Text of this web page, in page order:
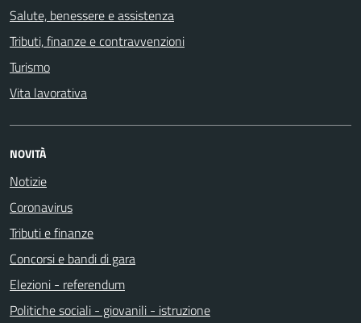
Salute, benessere e assistenza
Tributi, finanze e contravvenzioni
Turismo
Vita lavorativa
NOVITÀ
Notizie
Coronavirus
Tributi e finanze
Concorsi e bandi di gara
Elezioni - referendum
Politiche sociali - giovanili - istruzione